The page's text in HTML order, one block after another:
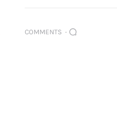
۰ COMMENTS